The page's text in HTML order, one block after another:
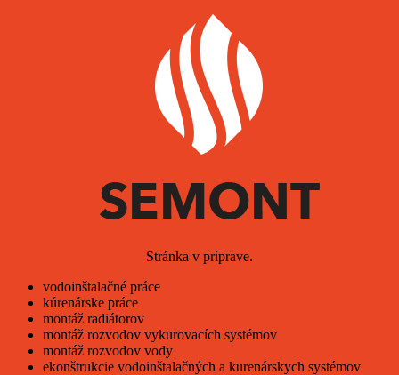
Stránka v príprave.
vodoinštalačné práce
kúrenárske práce
montáž radiátorov
montáž rozvodov vykurovacích systémov
montáž rozvodov vody
ekonštrukcie vodoinštalačných a kurenárskych systémov